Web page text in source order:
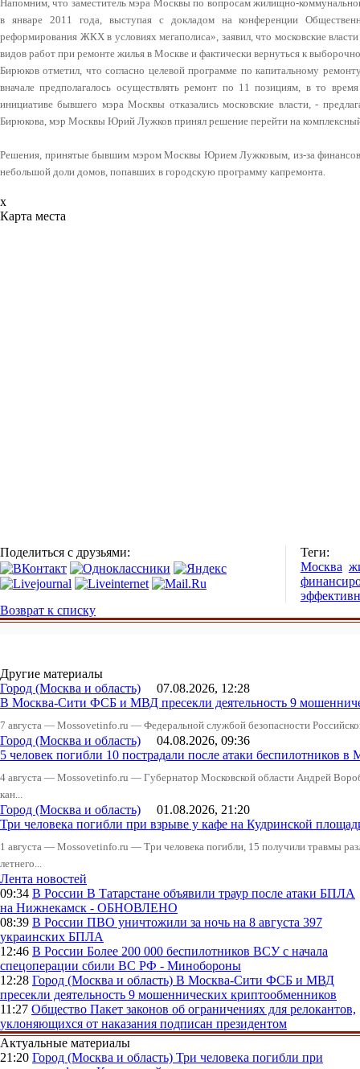
Напомним, что заместитель мэра Москвы по вопросам жилищно-
в январе 2011 года, выступая с докладом на конференции
реформирования ЖКХ в условиях мегаполиса», заявил, что московские
видов работ при ремонте жилья в Москве и фактически вернуться к
Бирюков отметил, что согласно целевой программе по капитальному
вначале предполагалось осуществлять ремонт по 11 позициям, в то
инициативе бывшего мэра Москвы отказались московские власти, -
Бирюкова, мэр Москвы Юрий Лужков принял решение перейти на
Решения, принятые бывшим мэром Москвы Юрием Лужковым, из-за
небольшой доли домов, попавших в городскую программу капремонта.
x
Карта места
Поделиться с друзьями:
Теги:
Москва
Возврат к списку
Другие материалы
Город (Москва и область) 07.08.2026, 12:28
В Москва-Сити ФСБ и МВД пресекли деятельность 9
7 августа — Mossovetinfo.ru — Федеральной службой безопасности
Город (Москва и область) 04.08.2026, 09:36
5 человек погибли 10 пострадали после атаки беспилотников в
4 августа — Mossovetinfo.ru — Губернатор Московской области Андрей
кан...
Город (Москва и область) 01.08.2026, 21:20
Три человека погибли при взрыве у кафе на Кудринской
1 августа — Mossovetinfo.ru — Три человека погибли, 15 получили травмы
летнего...
Лента новостей
09:34 В России В Татарстане объявили траур после атаки БПЛА
на Нижнекамск - ОБНОВЛЕНО
08:39 В России ПВО уничтожили за ночь на 8 августа 397
украинских БПЛА
12:46 В России Более 200 000 беспилотников ВСУ с начала
спецоперации сбили ВС РФ - Минобороны
12:28 Город (Москва и область) В Москва-Сити ФСБ и МВД
пресекли деятельность 9 мошеннических криптообменников
11:27 Общество Пакет законов об ограничениях для релокантов,
уклоняющихся от наказания подписан президентом
Актуальные материалы
21:20 Город (Москва и область) Три человека погибли при